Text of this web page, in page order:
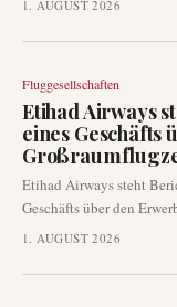
Geschäft unterstreicht
1. AUGUST 2026
Fluggesellschaften
Etihad Airways
eines Geschäfts
Etihad Airways steht
Geschäfts über den
bedeutende
offiziell bekannt
1. AUGUST 2026